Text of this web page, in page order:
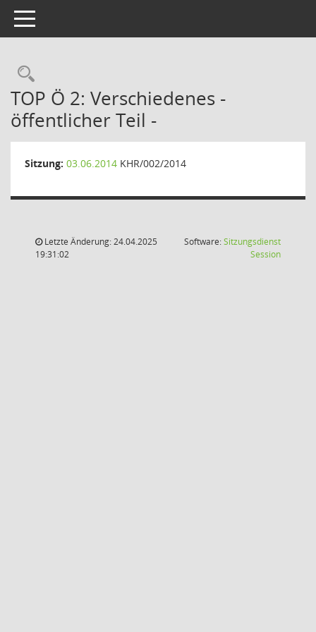
Toggle navigation
Rechercheauswahl
TOP Ö 2: Verschiedenes -
öffentlicher Teil -
Sitzung: 03.06.2014 KHR/002/2014
Letzte Änderung: 24.04.2025
19:31:02
Software:Sitzungsdienst
Session(Wird in